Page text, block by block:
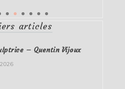
articles
– Quentin Vijoux